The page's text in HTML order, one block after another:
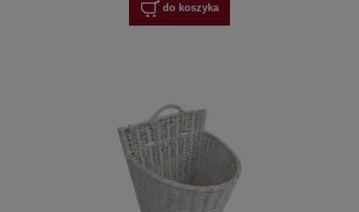
do koszyka